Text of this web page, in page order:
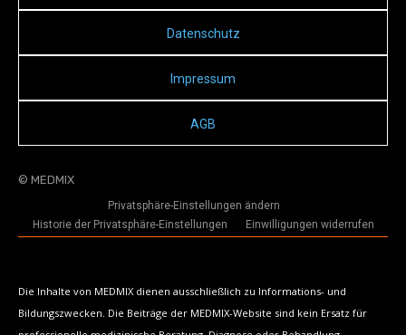
Datenschutz
Impressum
AGB
© MEDMIX
Privatsphäre-Einstellungen ändern
Historie der Privatsphäre-Einstellungen
Einwilligungen widerrufen
Die Inhalte von MEDMIX dienen ausschließlich zu Informations- und
Bildungszwecken. Die Beiträge der MEDMIX-Website sind kein Ersatz für